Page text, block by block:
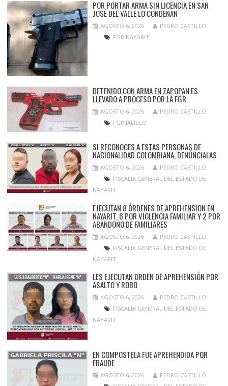
POR PORTAR ARMA SIN LICENCIA EN SAN
JOSÉ DEL VALLE LO CONDENAN
AGOSTO 6, 2026
PEDRO CASTILLO
FGR NAYARIT
DETENIDO CON ARMA EN ZAPOPAN ES
LLEVADO A PROCESO POR LA FGR
AGOSTO 6, 2026
PEDRO CASTILLO
FGR JALISCO
SI RECONOCES A ESTAS PERSONAS DE
NACIONALIDAD COLOMBIANA, DENÚNCIALAS
AGOSTO 6, 2026
PEDRO CASTILLO
FISCALIA GENERAL DEL ESTADO DE
NAYARIT
EJECUTAN 8 ÓRDENES DE APREHENSION EN
NAYARIT, 6 POR VIOLENCIA FAMILIAR Y 2 POR
ABANDONO DE FAMILIARES
AGOSTO 6, 2026
PEDRO CASTILLO
FISCALIA GENERAL DEL ESTADO DE
NAYARIT
LES EJECUTAN ORDEN DE APREHENSIÓN POR
ASALTO Y ROBO
AGOSTO 6, 2026
PEDRO CASTILLO
FISCALIA GENERAL DEL ESTADO DE
NAYARIT
EN COMPOSTELA FUE APREHENDIDA POR
FRAUDE
AGOSTO 6, 2026
PEDRO CASTILLO